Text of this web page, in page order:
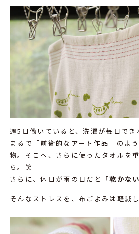
週5日働いていると、洗濯が毎日で
まるで「前衛的なアート作品」のよ
物。そこへ、さらに使ったタオルを
ら。笑
さらに、休日が雨の日だと 「乾かな
そんなストレスを、布ごよみは軽減し